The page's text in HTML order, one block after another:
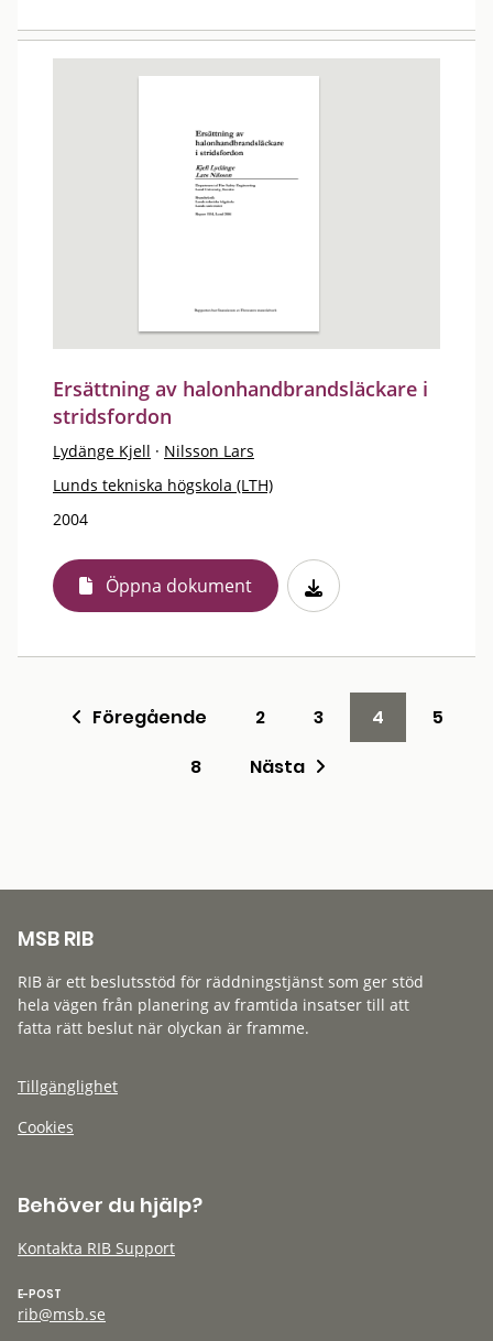
Ersättning av halonhandbrandsläckare i
stridsfordon
Lydänge Kjell · Nilsson Lars
Lunds tekniska högskola (LTH)
2004
Öppna dokument
Föregående 2 3 4
5
8
Nästa
MSB RIB
RIB är ett beslutsstöd för räddningstjänst som ger stöd
hela vägen från planering av framtida insatser till att
fatta rätt beslut när olyckan är framme.
Tillgänglighet
Cookies
Behöver du hjälp?
Kontakta RIB Support
E-POST
rib@msb.se